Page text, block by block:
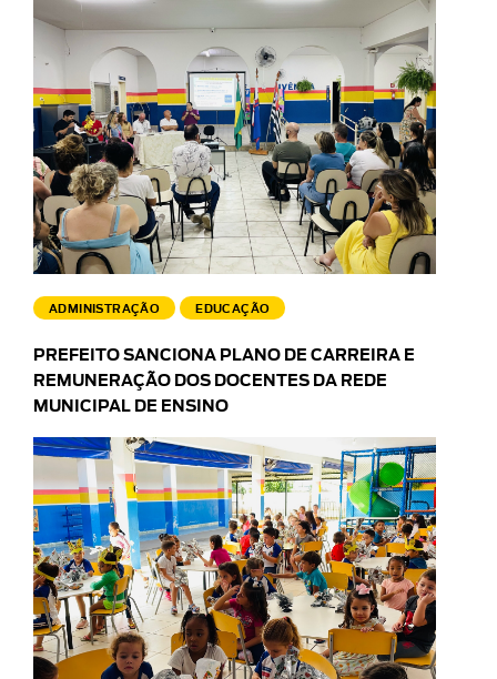
ADMINISTRAÇÃO EDUCAÇÃO
PREFEITO SANCIONA PLANO DE CARREIRA E
REMUNERAÇÃO DOS DOCENTES DA REDE
MUNICIPAL DE ENSINO